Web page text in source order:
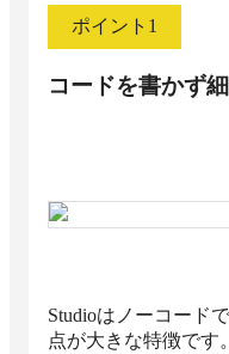
ポイント 1
コードを書かず
Studioはノーコード
点が大きな特徴です